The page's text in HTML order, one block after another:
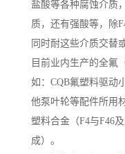
盐酸等各种腐蚀介质
质，还有强酸等，除
同时耐这些介质交替
目前业内生产的全氟
如：CQB氟塑料驱动
他泵叶轮等配件所用
塑料合金（F4与F46
成）。